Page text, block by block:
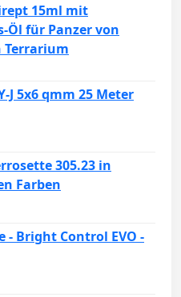
15ml mit
Öl für Panzer von
Terrarium
J 5x6 qmm 25 Meter
305.23 in
Farben
- Bright Control EVO -